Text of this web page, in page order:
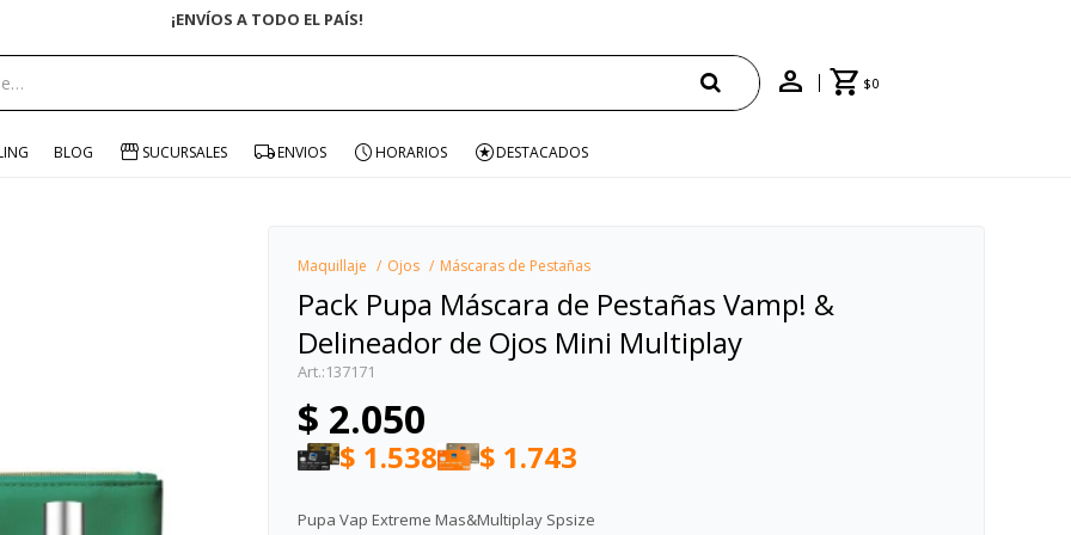
¡ENVÍOS A TODO EL PAÍS!
$0
BLOG SUCURSALES ENVIOS HORARIOS DESTACADOS
Maquillaje Ojos Máscaras de Pestañas
Pack Pupa Máscara de Pestañas Vamp! &
Delineador de Ojos Mini Multiplay
137171
$ 2.050
$ 1.538 $ 1.743
Pupa Vap Extreme Mas&Multiplay Spsize